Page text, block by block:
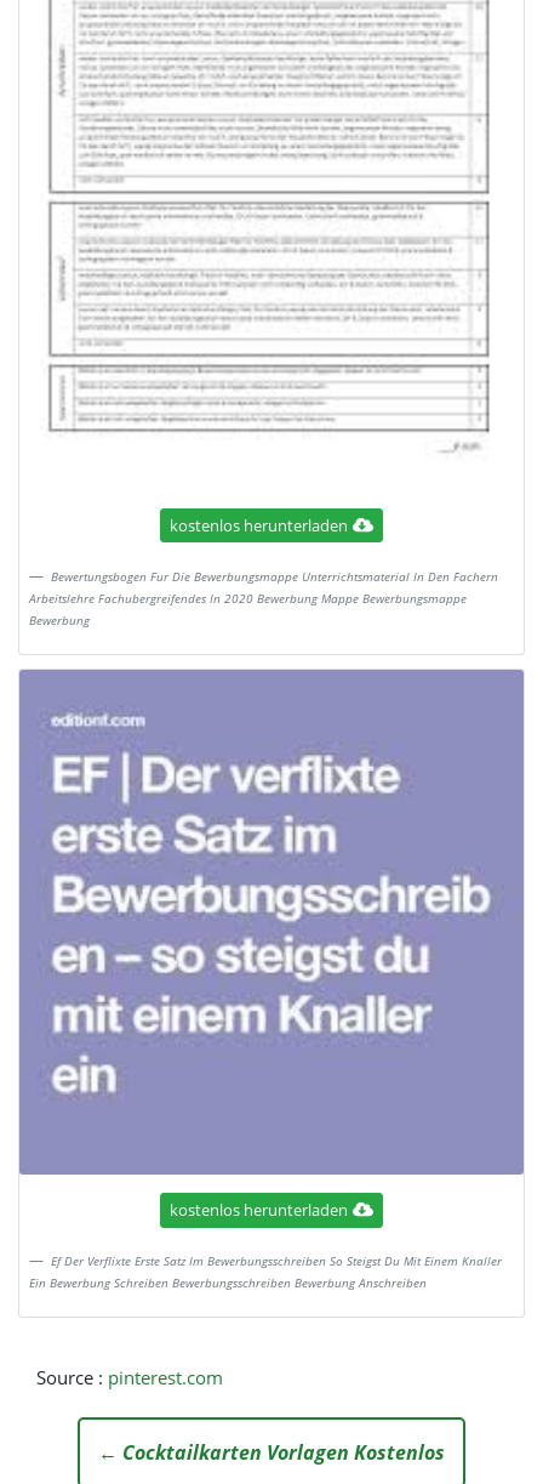
kostenlos herunterladen
Bewertungsbogen Fur Die Bewerbungsmappe Unterrichtsmaterial In Den Fachern
Arbeitslehre Fachubergreifendes In 2020 Bewerbung Mappe Bewerbungsmappe
Bewerbung
kostenlos herunterladen
Ef Der Verflixte Erste Satz Im Bewerbungsschreiben So Steigst Du Mit Einem Knaller
Ein Bewerbung Schreiben Bewerbungsschreiben Bewerbung Anschreiben
Source : pinterest.com
← Cocktailkarten Vorlagen Kostenlos